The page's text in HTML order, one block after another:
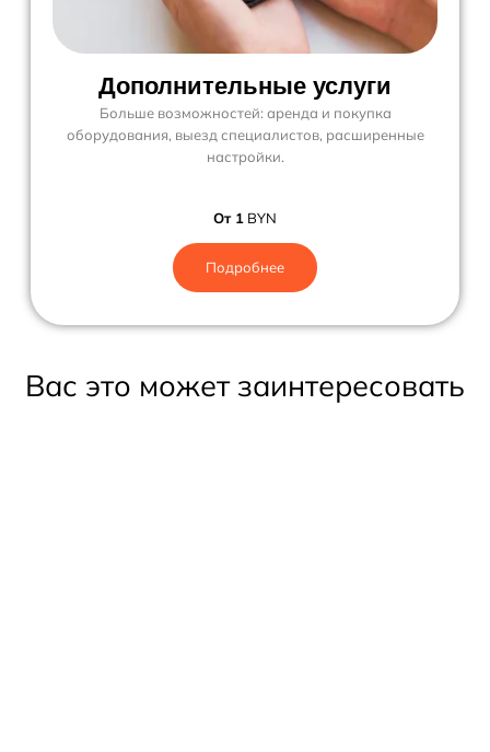
Дополнительные услуги
Больше возможностей: аренда и покупка
оборудования, выезд специалистов, расширенные
настройки.
От 1 BYN
Подробнее
Вас это может заинтересовать